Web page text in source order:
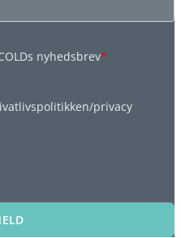
nyhedsbrev*
privacy